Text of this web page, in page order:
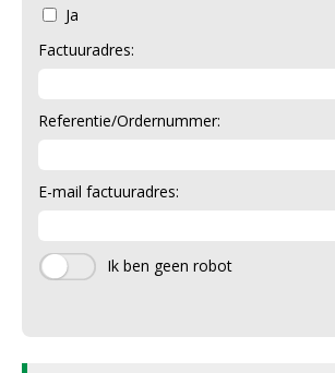
Ja
Factuuradres:
Referentie/Ordernummer:
E-mail factuuradres: